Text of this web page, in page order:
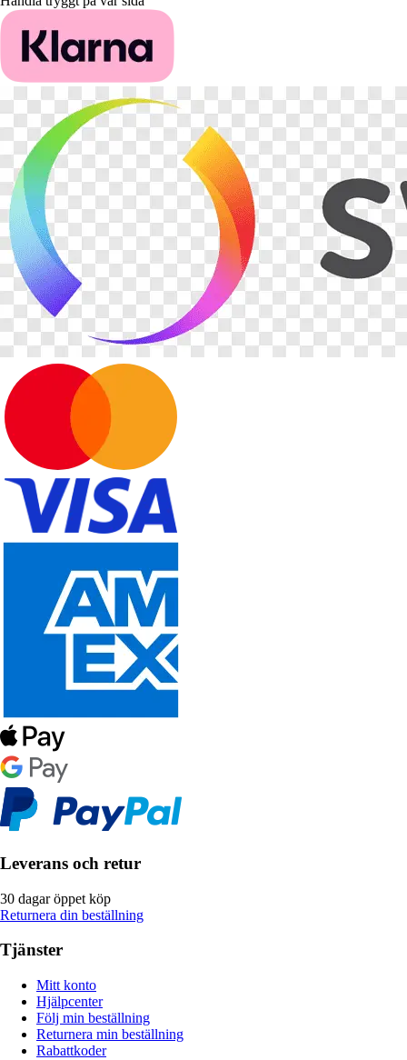
Leverans och retur
30 dagar öppet köp
Returnera din beställning
Tjänster
Mitt konto
Hjälpcenter
Följ min beställning
Returnera min beställning
Rabattkoder